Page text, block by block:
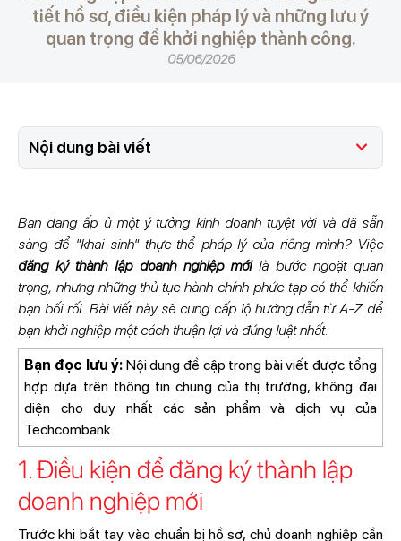
tiết hồ sơ, điều kiện pháp lý và những lưu ý
quan trọng để khởi nghiệp thành công.
05/06/2026
Nội dung bài viết
Bạn đang ấp ủ một ý tưởng kinh doanh tuyệt vời và đã sẵn
sàng để "khai sinh" thực thể pháp lý của riêng mình? Việc
đăng ký thành lập doanh nghiệp mớilà bước ngoặt quan
trọng, nhưng những thủ tục hành chính phức tạp có thể khiến
bạn bối rối. Bài viết này sẽ cung cấp lộ hướng dẫn từ A-Z để
bạn khởi nghiệp một cách thuận lợi và đúng luật nhất.
Bạn đọc lưu ý: Nội dung đề cập trong bài viết được tổng
hợp dựa trên thông tin chung của thị trường, không đại
diện cho duy nhất các sản phẩm và dịch vụ của
Techcombank.
1. Điều kiện để đăng ký thành lập
doanh nghiệp mới
Trước khi bắt tay vào chuẩn bị hồ sơ, chủ doanh nghiệp cần